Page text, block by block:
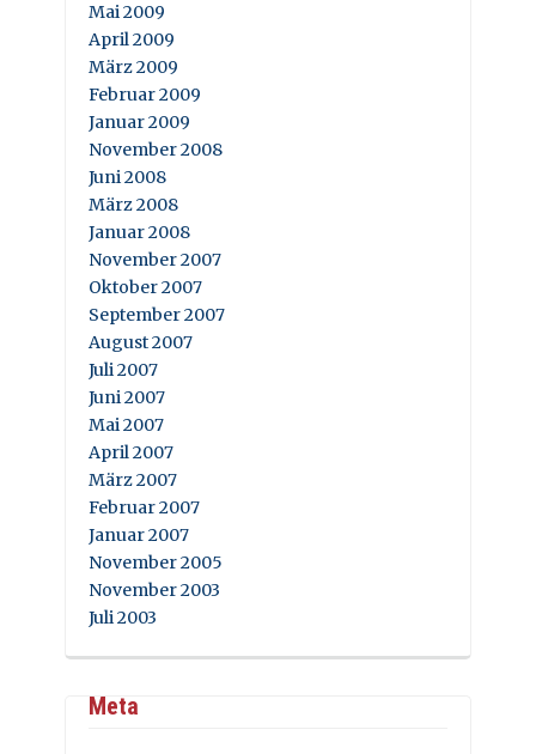
Mai 2009
April 2009
März 2009
Februar 2009
Januar 2009
November 2008
Juni 2008
März 2008
Januar 2008
November 2007
Oktober 2007
September 2007
August 2007
Juli 2007
Juni 2007
Mai 2007
April 2007
März 2007
Februar 2007
Januar 2007
November 2005
November 2003
Juli 2003
Meta